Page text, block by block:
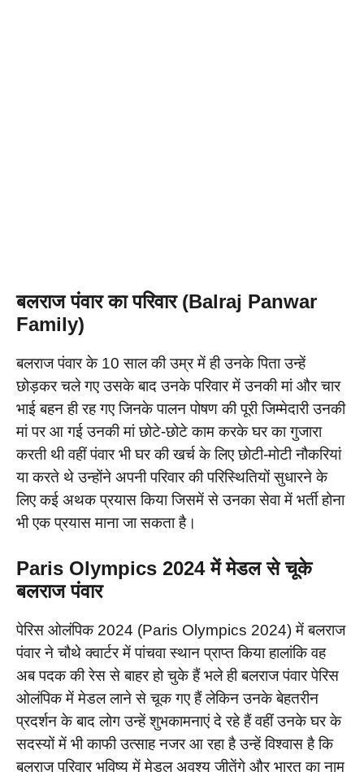
बलराज पंवार का परिवार (Balraj Panwar
Family)
बलराज पंवार के 10 साल की उम्र में ही उनके पिता उन्हें
छोड़कर चले गए उसके बाद उनके परिवार में उनकी मां और चार
भाई बहन ही रह गए जिनके पालन पोषण की पूरी जिम्मेदारी उनकी
मां पर आ गई उनकी मां छोटे-छोटे काम करके घर का गुजारा
करती थी वहीं पंवार भी घर की खर्च के लिए छोटी-मोटी नौकरियां
या करते थे उन्होंने अपनी परिवार की परिस्थितियों सुधारने के
लिए कई अथक प्रयास किया जिसमें से उनका सेवा में भर्ती होना
भी एक प्रयास माना जा सकता है।
Paris Olympics 2024 में मेडल से चूके
बलराज पंवार
पेरिस ओलंपिक 2024 (Paris Olympics 2024) में बलराज
पंवार ने चौथे क्वार्टर में पांचवा स्थान प्राप्त किया हालांकि वह
अब पदक की रेस से बाहर हो चुके हैं भले ही बलराज पंवार पेरिस
ओलंपिक में मेडल लाने से चूक गए हैं लेकिन उनके बेहतरीन
प्रदर्शन के बाद लोग उन्हें शुभकामनाएं दे रहे हैं वहीं उनके घर के
सदस्यों में भी काफी उत्साह नजर आ रहा है उन्हें विश्वास है कि
बलराज परिवार भविष्य में मेडल अवश्य जीतेंगे और भारत का नाम